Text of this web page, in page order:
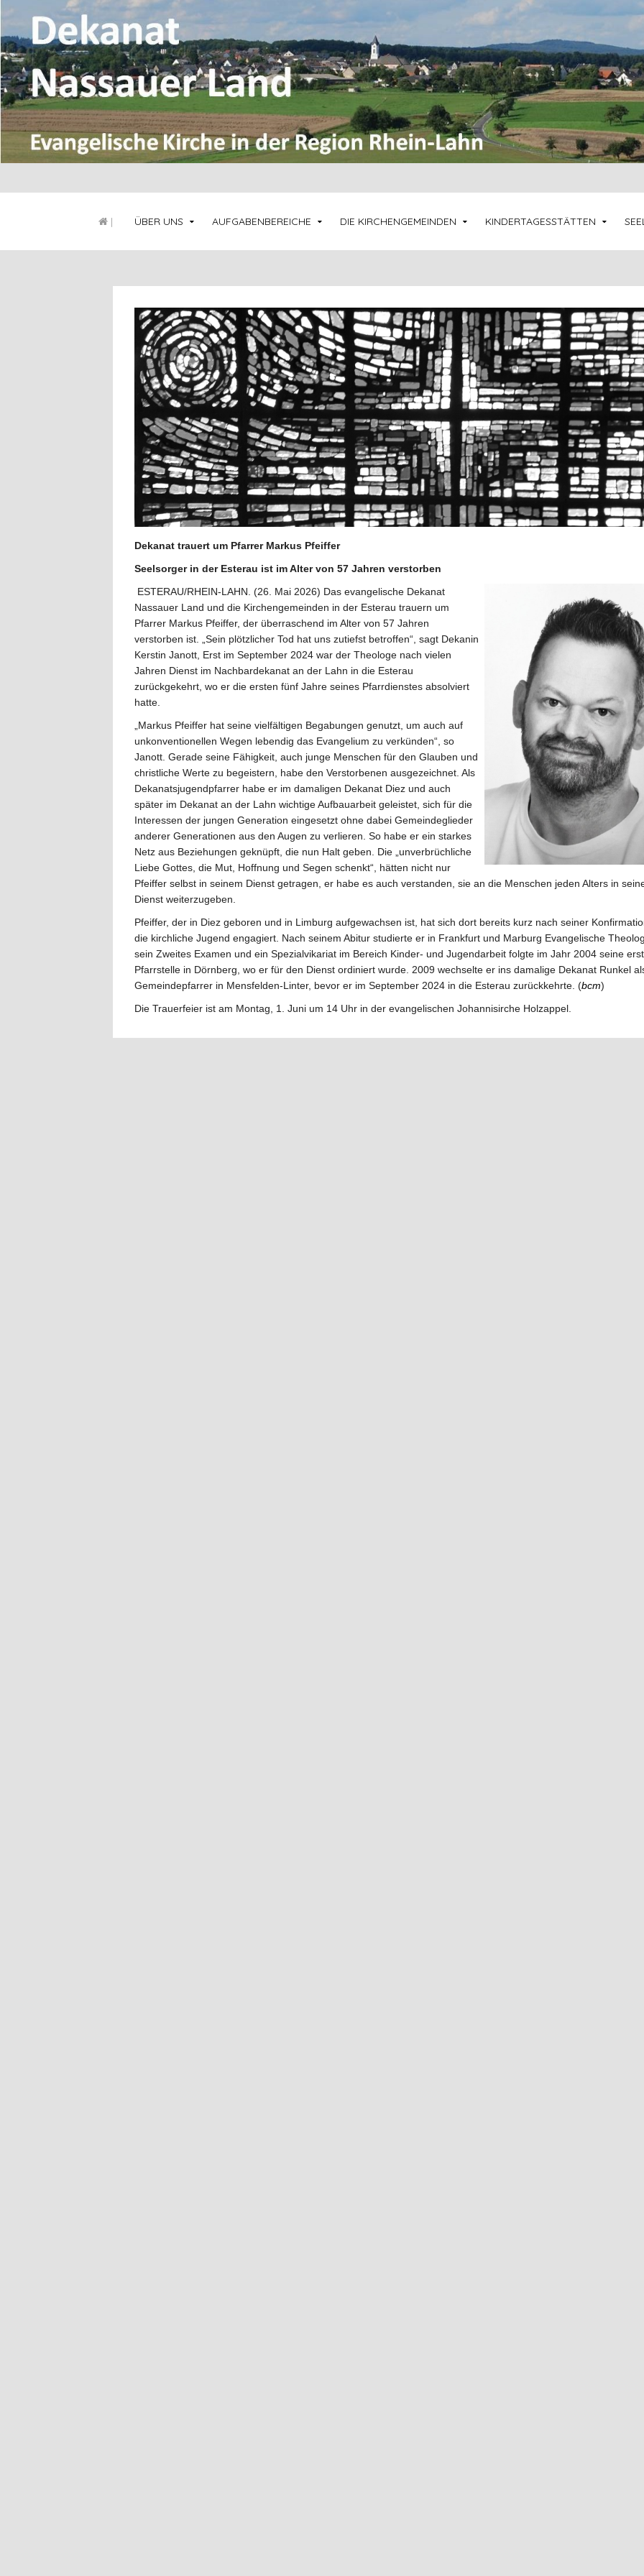
| ÜBER UNS AUFGABENBEREICHE DIE KIRCHENGEMEINDEN KINDERTAGESSTÄTTEN
Dekanat trauert um Pfarrer Markus Pfeiffer
Seelsorger in der Esterau ist im Alter von 57 Jahren verstorben
ESTERAU/RHEIN-LAHN. (26. Mai 2026) Das evangelische Dekanat
Nassauer Land und die Kirchengemeinden in der Esterau trauern um
Pfarrer Markus Pfeiffer, der überraschend im Alter von 57 Jahren
verstorben ist. „Sein plötzlicher Tod hat uns zutiefst betroffen“, sagt Dekanin
Kerstin Janott, Erst im September 2024 war der Theologe nach vielen
Jahren Dienst im Nachbardekanat an der Lahn in die Esterau
zurückgekehrt, wo er die ersten fünf Jahre seines Pfarrdienstes absolviert
hatte.
„Markus Pfeiffer hat seine vielfältigen Begabungen genutzt, um auch auf
unkonventionellen Wegen lebendig das Evangelium zu verkünden“, so
Janott. Gerade seine Fähigkeit, auch junge Menschen für den Glauben und
christliche Werte zu begeistern, habe den Verstorbenen ausgezeichnet. Als
Dekanatsjugendpfarrer habe er im damaligen Dekanat Diez und auch
später im Dekanat an der Lahn wichtige Aufbauarbeit geleistet, sich für die
Interessen der jungen Generation eingesetzt ohne dabei Gemeindeglieder
anderer Generationen aus den Augen zu verlieren. So habe er ein starkes
Netz aus Beziehungen geknüpft, die nun Halt geben. Die „unverbrüchliche
Liebe Gottes, die Mut, Hoffnung und Segen schenkt“, hätten nicht nur
Pfeiffer selbst in seinem Dienst getragen, er habe es auch verstanden, sie an die Menschen jeden Alters in
Dienst weiterzugeben.
Pfeiffer, der in Diez geboren und in Limburg aufgewachsen ist, hat sich dort bereits kurz nach seiner
die kirchliche Jugend engagiert. Nach seinem Abitur studierte er in Frankfurt und Marburg Evangelische
sein Zweites Examen und ein Spezialvikariat im Bereich Kinder- und Jugendarbeit folgte im Jahr 2004 seine
Pfarrstelle in Dörnberg, wo er für den Dienst ordiniert wurde. 2009 wechselte er ins damalige Dekanat Runkel
Gemeindepfarrer in Mensfelden-Linter, bevor er im September 2024 in die Esterau zurückkehrte. (bcm)
Die Trauerfeier ist am Montag, 1. Juni um 14 Uhr in der evangelischen Johannisirche Holzappel.